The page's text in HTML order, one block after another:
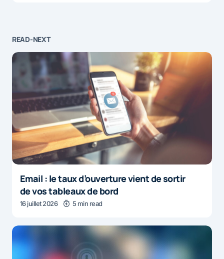
READ-NEXT
Email : le taux d’ouverture vient de sortir
de vos tableaux de bord
16 juillet 2026 5 min read